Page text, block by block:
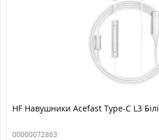
HF Навушники Acefast Type-C L3 Білі
00000072863